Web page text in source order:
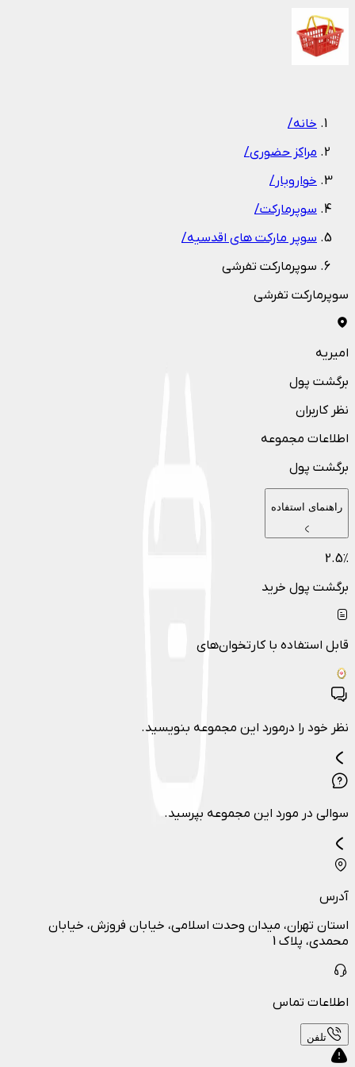
خانه/
مراکز حضوری/
خواروبار/
سوپرمارکت/
سوپر مارکت های اقدسیه/
سوپرمارکت تفرشی
سوپرمارکت تفرشی
امیریه
برگشت پول
نظر کاربران
اطلاعات مجموعه
برگشت پول
راهنمای استفاده
2.5٪
برگشت پول خرید
قابل استفاده با کارتخوان‌های
نظر خود را درمورد این مجموعه بنویسید.
سوالی در مورد این مجموعه بپرسید.
آدرس
استان تهران، میدان وحدت اسلامی، خیابان فروزش، خیابان
محمدی، پلاک 1
اطلاعات تماس
تلفن